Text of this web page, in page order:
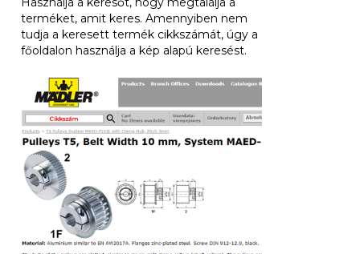
terméket, amit keres. Amennyiben nem
tudja a keresett termék cikkszámát, úgy a
főoldalon használja a kép alapú keresést.